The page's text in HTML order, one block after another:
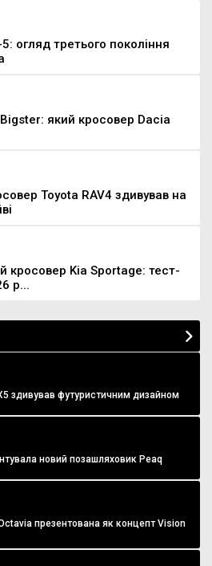
огляд третього покоління
який кросовер Dacia
Toyota RAV4 здивував на
кросовер Kia Sportage: тест-
р...
здивував футуристичним дизайном
новий позашляховик Peaq
презентована як концепт Vision